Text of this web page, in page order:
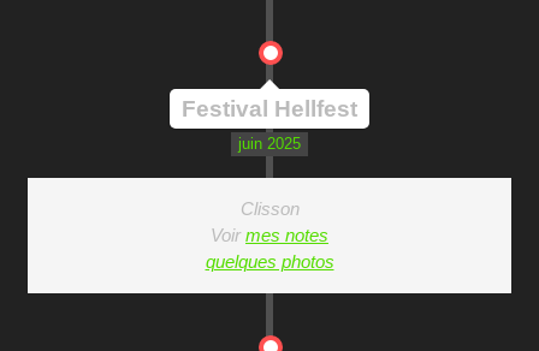
Festival Hellfest
juin 2025
Clisson
Voir mes notes
quelques photos